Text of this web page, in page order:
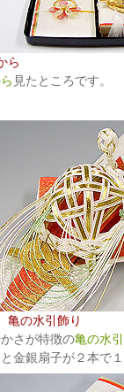
ら
見たところです。
の水引飾り
さが特徴の亀の水
金銀扇子が２本で